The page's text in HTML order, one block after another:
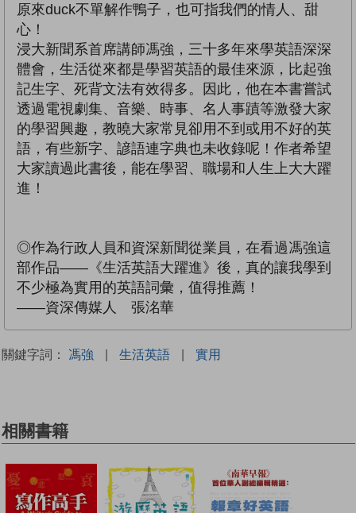
原來duck不單解作鴨子，也可指我們的情人、甜
心！
浸大新聞系首席講師馮強，三十多年來學英語深深
體會，生活從來都是學習英語的最佳來源，比起強
記生字、死背文法有效得多。因此，他在本書嘗試
透過電視劇集、音樂、時事、名人事蹟等激發大家
的學習興趣，教曉大家常見卻用不到或用不好的英
語，有些新字、諺語連字典也未收錄呢！作者希望
大家讀過此書後，能在學習、職場和人生上大大躍
進！
◎作為行政人員和資深新聞從業員，在看過馮強這
部作品——《生活英語大躍進》後，真的讓我學到
不少極為實用的英語詞彙，值得推薦！
——資深傳媒人 張洺華
關鍵字詞： 馮強 | 生活英語 | 實用
相關書籍